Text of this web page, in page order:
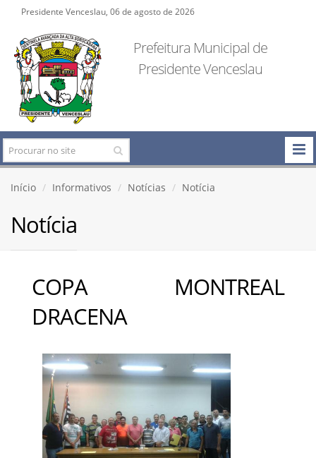
Presidente Venceslau, 06 de agosto de 2026
Prefeitura Municipal de
Presidente Venceslau
Início Informativos Notícias Notícia
Notícia
COPA MONTREAL
DRACENA